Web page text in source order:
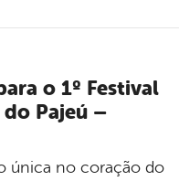
o 1º Festival
Pajeú –
única no coração do